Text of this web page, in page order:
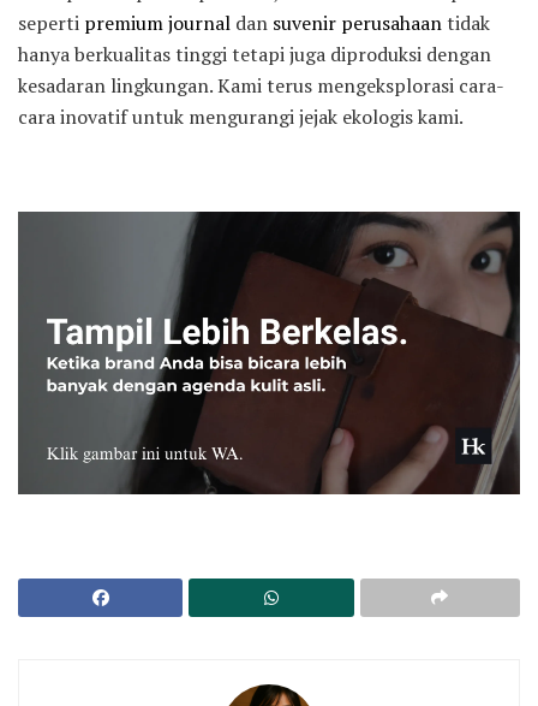
seperti premium journal dan suvenir perusahaantidak
hanya berkualitas tinggi tetapi juga diproduksi dengan
kesadaran lingkungan. Kami terus mengeksplorasi cara-
cara inovatif untuk mengurangi jejak ekologis kami.